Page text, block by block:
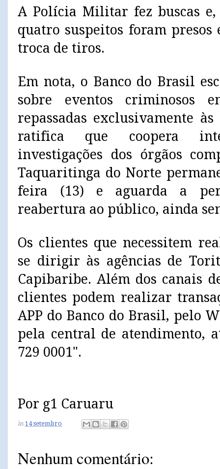
A Polícia Militar fez buscas e,
quatro suspeitos foram
troca de tiros.
Em nota, o Banco do Brasil
sobre eventos criminosos
repassadas exclusivamente
ratifica que coopera
investigações dos órgãos
Taquaritinga do Norte
feira (13) e aguarda a
reabertura ao público, ainda
Os clientes que necessitem
se dirigir às agências de
Capibaribe. Além dos canais
clientes podem realizar
APP do Banco do Brasil, pelo
pela central de atendimento,
729 0001".
Por g1 Caruaru
às 14 setembro
Nenhum comentário: